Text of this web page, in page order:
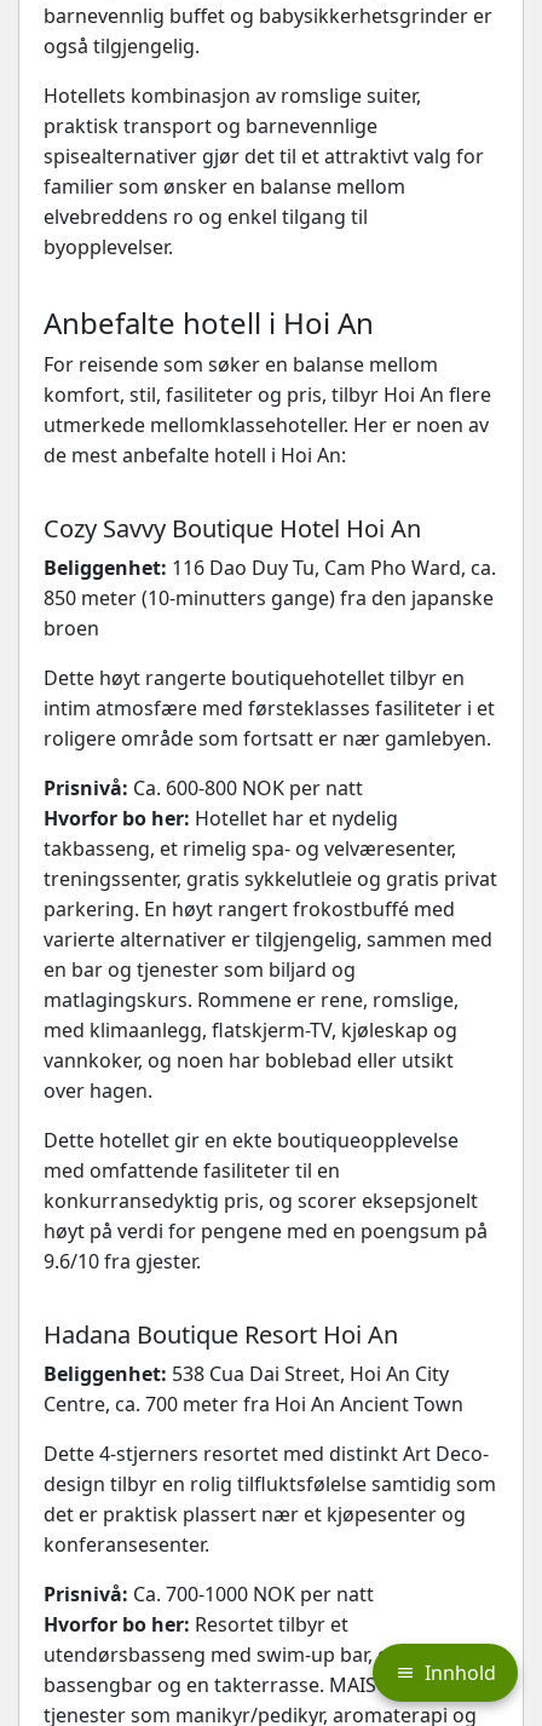
barnevennlig buffet og babysikkerhetsgrinder er
også tilgjengelig.
Hotellets kombinasjon av romslige suiter,
praktisk transport og barnevennlige
spisealternativer gjør det til et attraktivt valg for
familier som ønsker en balanse mellom
elvebreddens ro og enkel tilgang til
byopplevelser.
Anbefalte hotell i Hoi An
For reisende som søker en balanse mellom
komfort, stil, fasiliteter og pris, tilbyr Hoi An flere
utmerkede mellomklassehoteller. Her er noen av
de mest anbefalte hotell i Hoi An:
Cozy Savvy Boutique Hotel Hoi An
Beliggenhet: 116 Dao Duy Tu, Cam Pho Ward, ca.
850 meter (10-minutters gange) fra den japanske
broen
Dette høyt rangerte boutiquehotellet tilbyr en
intim atmosfære med førsteklasses fasiliteter i et
roligere område som fortsatt er nær gamlebyen.
Prisnivå: Ca. 600-800 NOK per natt
Hvorfor bo her: Hotellet har et nydelig
takbasseng, et rimelig spa- og velværesenter,
treningssenter, gratis sykkelutleie og gratis privat
parkering. En høyt rangert frokostbuffé med
varierte alternativer er tilgjengelig, sammen med
en bar og tjenester som biljard og
matlagingskurs. Rommene er rene, romslige,
med klimaanlegg, flatskjerm-TV, kjøleskap og
vannkoker, og noen har boblebad eller utsikt
over hagen.
Dette hotellet gir en ekte boutiqueopplevelse
med omfattende fasiliteter til en
konkurransedyktig pris, og scorer eksepsjonelt
høyt på verdi for pengene med en poengsum på
9.6/10 fra gjester.
Hadana Boutique Resort Hoi An
Beliggenhet: 538 Cua Dai Street, Hoi An City
Centre, ca. 700 meter fra Hoi An Ancient Town
Dette 4-stjerners resortet med distinkt Art Deco-
design tilbyr en rolig tilfluktsfølelse samtidig som
det er praktisk plassert nær et kjøpesenter og
konferansesenter.
Prisnivå: Ca. 700-1000 NOK per natt
Hvorfor bo her: Resortet tilbyr et
utendørsbasseng med swim-up bar, en
bassengbar og en takterrasse. MAISON SPA tilbyr
tjenester som manikyr/pedikyr, aromaterapi og
Innhold